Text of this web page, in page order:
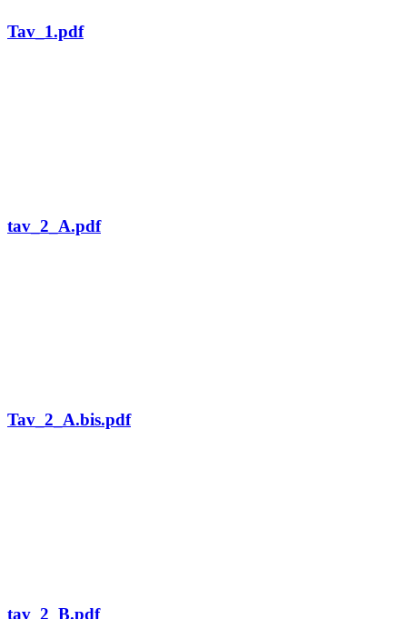
Tav_1.pdf
tav_2_A.pdf
Tav_2_A.bis.pdf
tav_2_B.pdf